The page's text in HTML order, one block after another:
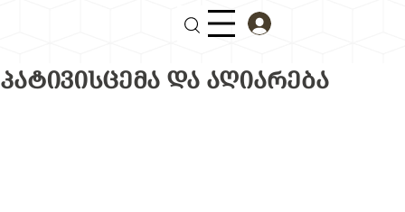
ᲞᲐᲢᲘᲕᲘᲡᲪᲔᲛᲐ ᲓᲐ ᲐᲦᲘᲐᲠᲔᲑᲐ